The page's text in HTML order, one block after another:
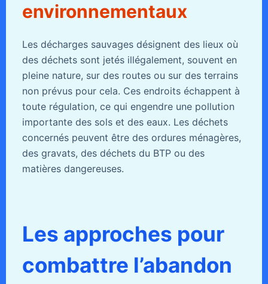
environnementaux
Les décharges sauvages désignent des lieux où
des déchets sont jetés illégalement, souvent en
pleine nature, sur des routes ou sur des terrains
non prévus pour cela. Ces endroits échappent à
toute régulation, ce qui engendre une pollution
importante des sols et des eaux. Les déchets
concernés peuvent être des ordures ménagères,
des gravats, des déchets du BTP ou des
matières dangereuses.
Les approches pour
combattre l’abandon